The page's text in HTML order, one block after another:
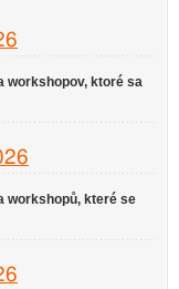
workshopov, ktoré sa
workshopů, které se